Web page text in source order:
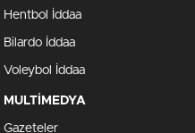
Hentbol İddaa
Bilardo İddaa
Voleybol İddaa
MULTİMEDYA
Gazeteler